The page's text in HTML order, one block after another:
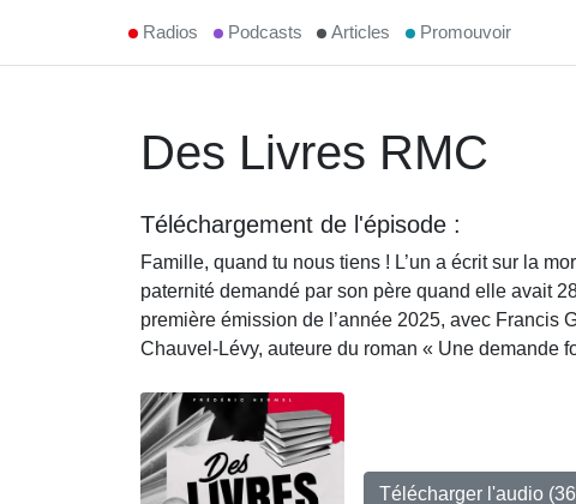
Radios Podcasts Articles Promouvoir
Des Livres RMC
Téléchargement de l'épisode :
Famille, quand tu nous tiens ! L’un a écrit sur la
paternité demandé par son père quand elle avait
première émission de l’année 2025, avec Francis
Chauvel-Lévy, auteure du roman « Une demande
Télécharger l'audio